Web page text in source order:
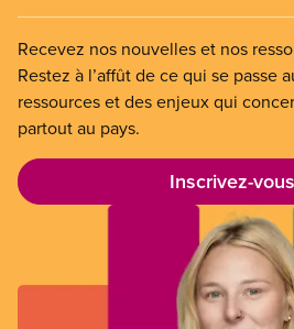
Recevez nos nouvelles et nos
Restez à l’affût de ce qui se passe
ressources et des enjeux qui
partout au pays.
Inscrivez-vous